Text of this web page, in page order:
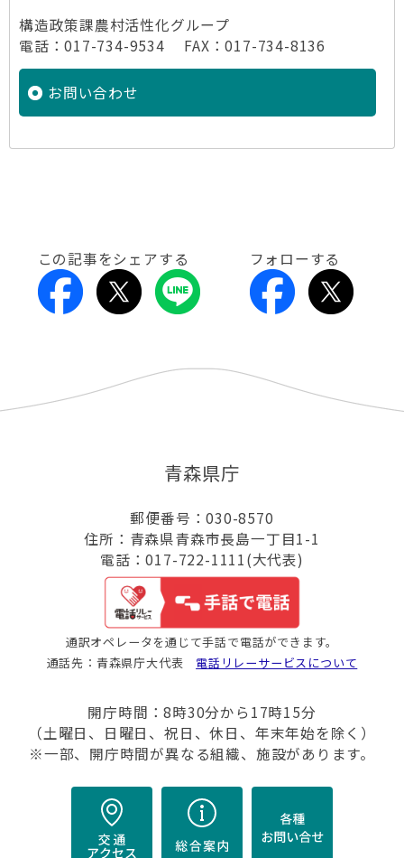
構造政策課農村活性化グループ
電話：017-734-9534 FAX：017-734-8136
お問い合わせ
この記事をシェアする フォローする
青森県庁
郵便番号：030-8570
住所：青森県青森市長島一丁目1-1
電話：017-722-1111(大代表)
通訳オペレータを通じて手話で電話ができます。
通話先：青森県庁大代表 電話リレーサービスについて
開庁時間：8時30分から17時15分
（土曜日、日曜日、祝日、休日、年末年始を除く）
※一部、開庁時間が異なる組織、施設があります。